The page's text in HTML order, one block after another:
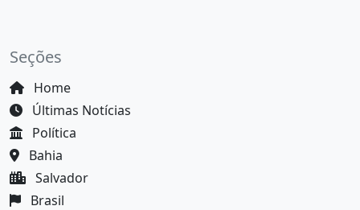
Seções
Home
Últimas Notícias
Política
Bahia
Salvador
Brasil